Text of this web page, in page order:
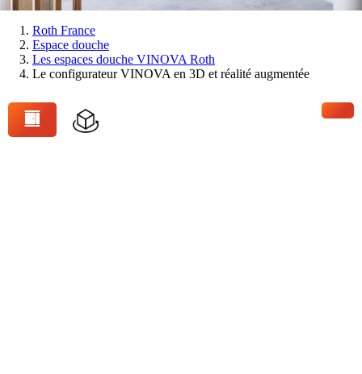
Vous
êtes
Roth France
Espace douche
Les espaces douche VINOVA Roth
Le configurateur VINOVA en 3D et réalité augmentée